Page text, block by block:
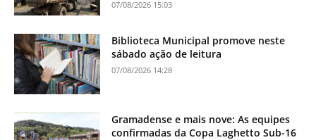
07/08/2026 15:03
Biblioteca Municipal promove neste
sábado ação de leitura
07/08/2026 14:28
Gramadense e mais nove: As equipes
confirmadas da Copa Laghetto Sub-16